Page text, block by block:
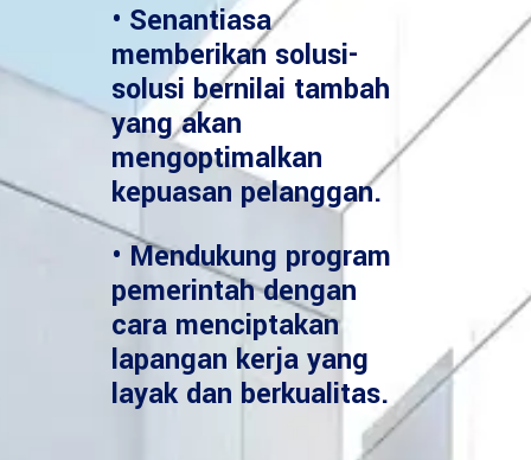
• Senantiasa
memberikan solusi-
solusi bernilai tambah
yang akan
mengoptimalkan
kepuasan pelanggan.
• Mendukung program
pemerintah dengan
cara menciptakan
lapangan kerja yang
layak dan berkualitas.